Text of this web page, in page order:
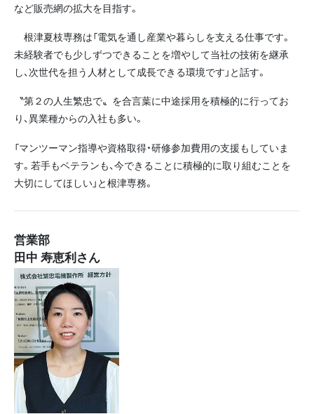
など販売網の拡大を目指す。
根津夏枝専務は「電気を通し産業や暮らしを支える仕事です。
未経験者でも少しずつできることを増やして当社の技術を継承
し、次世代を担う人材として成長できる環境です」と話す。
〝第２の人生繁忠で〟を合言葉に中途採用を積極的に行ってお
り、異業種からの入社も多い。
「マンツーマン指導や資格取得・研修参加費用の支援もしていま
す。若手もベテランも、今できることに積極的に取り組むことを
大切にしてほしい」と根津専務。
営業部
田中 寿恵利さん